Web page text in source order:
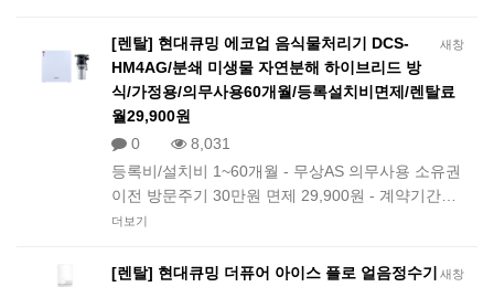
새창
[렌탈] 현대큐밍 에코업 음식물처리기 DCS-
HM4AG/분쇄 미생물 자연분해 하이브리드 방
식/가정용/의무사용60개월/등록설치비면제/렌탈료
월29,900원
0
8,031
등록비/설치비 1~60개월 - 무상AS 의무사용 소유권
이전 방문주기 30만원 면제 29,900원 - 계약기간…
더보기
새창
[렌탈] 현대큐밍 더퓨어 아이스 플로 얼음정수기